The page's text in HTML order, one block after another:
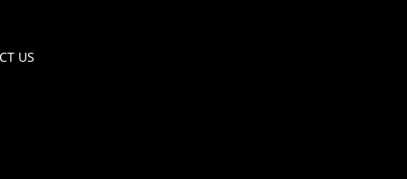
US